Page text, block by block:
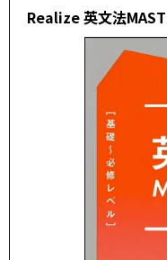
Realize 英文法